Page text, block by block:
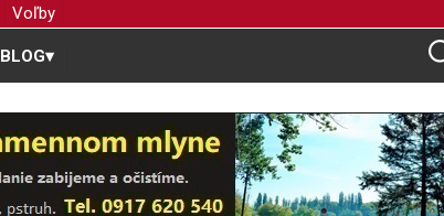
Voľby
BLOG▾